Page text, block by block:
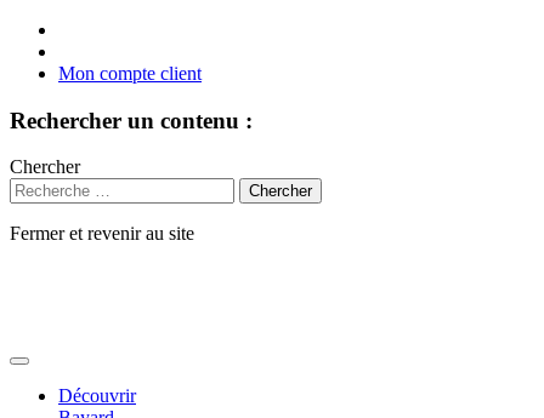
Mon compte client
Rechercher un contenu :
Chercher
Fermer et revenir au site
Découvrir